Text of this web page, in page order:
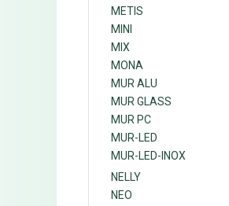
METIS
MINI
MIX
MONA
MUR ALU
MUR GLASS
MUR PC
MUR-LED
MUR-LED-INOX
NELLY
NEO